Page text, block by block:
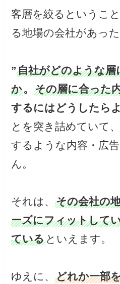
客層を絞るというこ
る地場の会社があっ
”自社がどのような
か。その層に合った
するにはどうしたら
とを突き詰めていて
するような内容・広
ん。
それは、その会社の
ーズにフィットして
ている といえます。
ゆえに、どれか一部